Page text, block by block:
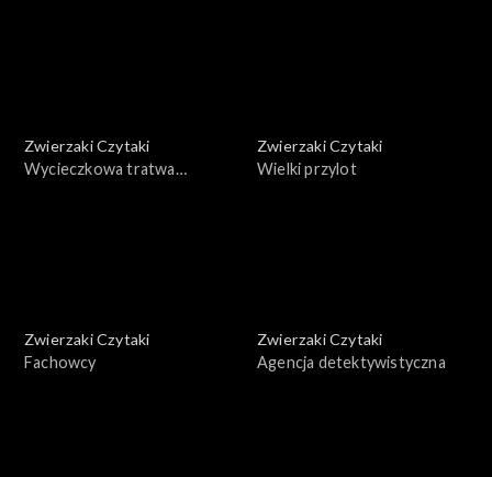
Zwierzaki Czytaki
Wycieczkowa tratwa
Zwierzaki Czytaki
Wielki przylot
Zwierzaki Czytaki
Fachowcy
Zwierzaki Czytaki
Agencja detektywistyczna